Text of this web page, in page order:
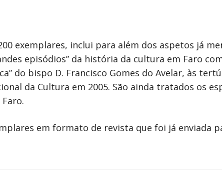
exemplares, inclui para além dos aspetos já
episódios” da história da cultura em Faro
do bispo D. Francisco Gomes do Avelar, às
da Cultura em 2005. São ainda tratados os
em formato de revista que foi já enviada